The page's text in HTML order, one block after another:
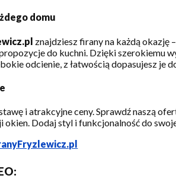
domu
znajdziesz firany na każdą okazję
do kuchni. Dzięki szerokiemu
odcienie, z łatwością dopasujesz je
i atrakcyjne ceny. Sprawdź naszą
Dodaj styl i funkcjonalność do